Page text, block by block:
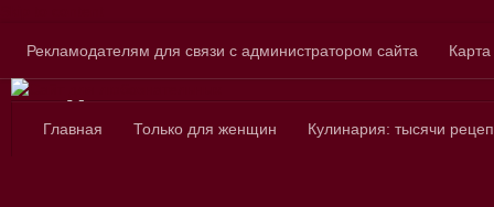
Рекламодателям для связи с администратором сайта
Сайт для
Главная Только для женщин Кулинария: тысячи